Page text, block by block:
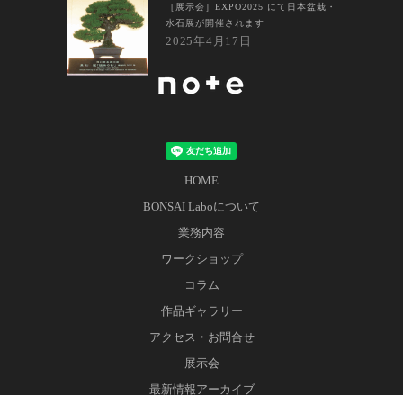
［展示会］EXPO2025 にて日本盆栽・
水石展が開催されます
2025年4月17日
HOME
BONSAI Laboについて
業務内容
ワークショップ
コラム
作品ギャラリー
アクセス・お問合せ
展示会
最新情報アーカイブ